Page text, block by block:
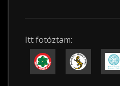
Itt fotóztam: